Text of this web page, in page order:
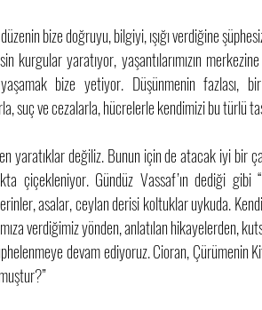
düzenin bize doğruyu, bilgiyi, ışığı verdiğine
kurgular yaratıyor, yaşantılarımızın
bize yetiyor. Düşünmenin fazlası,
suç ve cezalarla, hücrelerle kendimizi bu türlü
yaratıklar değiliz. Bunun için de atacak iyi bir
çiçekleniyor. Gündüz Vassaf’ın dediği
asalar, ceylan derisi koltuklar uykuda.
verdiğimiz yönden, anlatılan hikayelerden,
devam ediyoruz. Cioran, Çürümenin